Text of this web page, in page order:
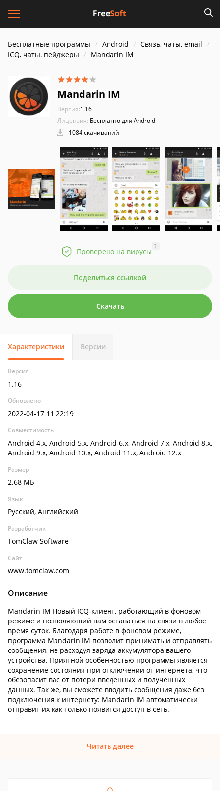
Бесплатные программы Android
Связь, чаты, email
ICQ, чаты, пейджеры
Mandarin IM
Mandarin IM
Версия:1.16
Лицензия: Бесплатно для Android
1084 скачиваний
Проверено на вирусы
?
Поделиться ссылкой
Скачать
Характеристики Версии
Версия
1.16
Обновлено
2022-04-17 11:22:19
Совместимость
Android 4.x, Android 5.x, Android 6.x, Android 7.x, Android 8.x,
Android 9.x, Android 10.x, Android 11.x, Android 12.x
Размер
2.68 МБ
Язык
Русский, Английский
Разработчик
TomClaw Software
Сайт
www.tomclaw.com
Описание
Mandarin IM Новый ICQ-клиент, работающий в фоновом
режиме и позволяющий вам оставаться на связи в любое
время суток. Благодаря работе в фоновом режиме,
программа Mandarin IM позволит принимать и отправлять
сообщения, не расходуя заряда аккумулятора вашего
устройства. Приятной особенностью программы является
сохранение состояния при отключении от интернета, что
обезопасит вас от потери введенных и полученных
данных. Так же, вы сможете вводить сообщения даже без
подключения к интернету: Mandarin IM автоматически
отправит их как только появится доступ в сеть.
Читать далее